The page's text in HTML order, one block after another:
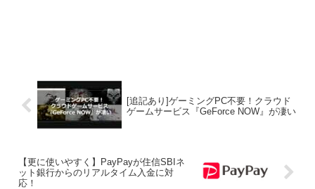
[追記あり]ゲーミングPC不要！クラウド
ゲームサービス『GeForce NOW』が凄い
【更に使いやすく】PayPayが住信SBIネ
ット銀行からのリアルタイム入金に対
応！